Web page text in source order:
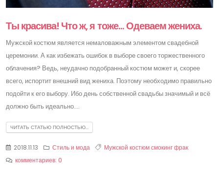
Ты красива! Что ж, я тоже… Одеваем жениха.
Мужской костюм является немаловажным элементом свадебной
церемонии. А как избежать ошибок в выборе своего торжественного
облачения? Ведь, неудачно подобранный костюм может и, скорее
всего, испортит внешний вид жениха. Поэтому необходимо правильно
подойти к его выбору. Ибо день собственной свадьбы значимый и всё
должно быть идеально....
ЧИТАТЬ СТАТЬЮ ПОЛНОСТЬЮ...
2018.11.13 Стиль и мода Мужской костюмсмокингфрак
комментариев: 0